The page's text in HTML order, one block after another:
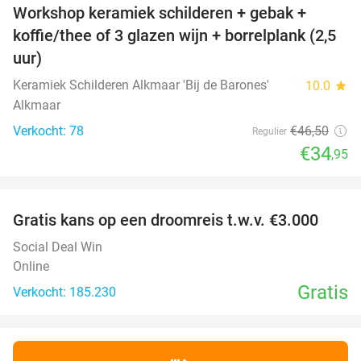
Workshop keramiek schilderen + gebak +
koffie/thee of 3 glazen wijn + borrelplank (2,5
uur)
Keramiek Schilderen Alkmaar 'Bij de Barones' 10.0 star
Alkmaar
Verkocht: 78
Regulier €46,50
€34,95
Gratis kans op een droomreis t.w.v. €3.000
Social Deal Win
Online
Verkocht: 185.230
Gratis